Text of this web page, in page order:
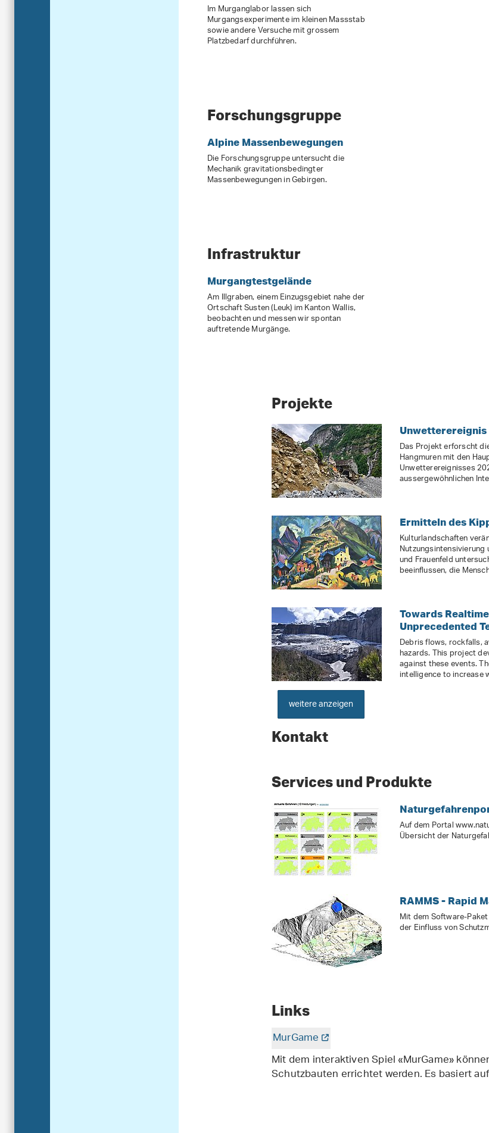
Im Murganglabor lassen sich
Murgangsexperimente im kleinen Massstab
sowie andere Versuche mit grossem
Platzbedarf durchführen.
Forschungsgruppe
Alpine Massenbewegungen
Die Forschungsgruppe untersucht die
Mechanik gravitationsbedingter
Massenbewegungen in Gebirgen.
Infrastruktur
Murgangtestgelände
Am Illgraben, einem Einzugsgebiet nahe der
Ortschaft Susten (Leuk) im Kanton Wallis,
beobachten und messen wir spontan
auftretende Murgänge.
Projekte
Unwetterereignis
Das Projekt erforscht
Hangmuren mit den
Unwetterereignisses
aussergewöhnlichen
Ermitteln des
Kulturlandschaften
Nutzungsintensivierung
und Frauenfeld
beeinflussen, die
Towards
Unprecedented
Debris flows, rockfalls,
hazards. This project
against these events.
intelligence to increase
weitere anzeigen
Kontakt
Services und Produkte
Auf dem Portal
Übersicht der
RAMMS - Rapid
Mit dem Software-
der Einfluss von
Links
MurGame
Mit dem interaktiven Spiel «MurGame»
Schutzbauten errichtet werden. Es basiert